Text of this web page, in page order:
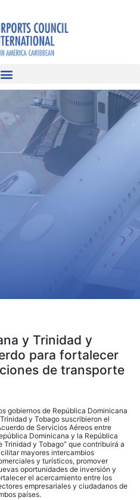
y Trinidad y
para fortalecer
de transporte
gobiernos de República Dominicana
y Tobago suscribieron el
de Servicios Aéreos entre
Dominicana y la República
Trinidad y Tobago” que contribuirá a
mayores intercambios
y turísticos, promover
oportunidades de inversión y
el acercamiento entre los
empresariales y ciudadanos de
países.